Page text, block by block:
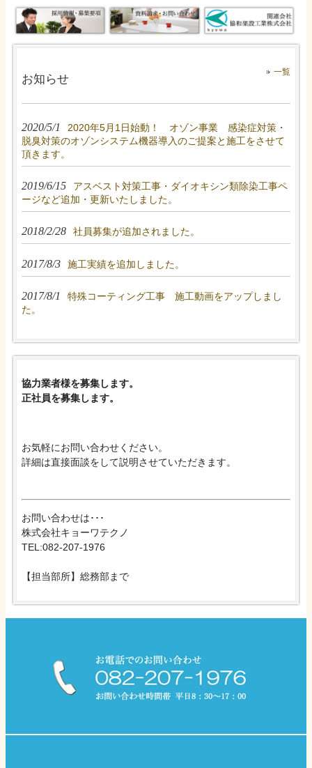
お知らせ
一覧
2020/5/1
2020年5月1日始動！ オゾン事業 感染症対策・
脱臭対策のオゾンシステム機器導入のご提案と施工をさせて
頂きます。
2019/6/15
アスベスト対策工事・ダイオキシン類除染工事ペ
ージなど追加・更新いたしました。
2018/2/28 社員募集が追加されました。
2017/8/3 施工実績を追加しました。
2017/8/1
特殊コーティング工事 施工動画をアップしまし
た。
協力業者様を募集します。
正社員を募集します。
お気軽にお問い合わせください。
詳細は直接面談をして説明させていただきます。
お問い合わせは･･･
株式会社キョーワテクノ
TEL:082-207-1976
【担当部所】総務部まで